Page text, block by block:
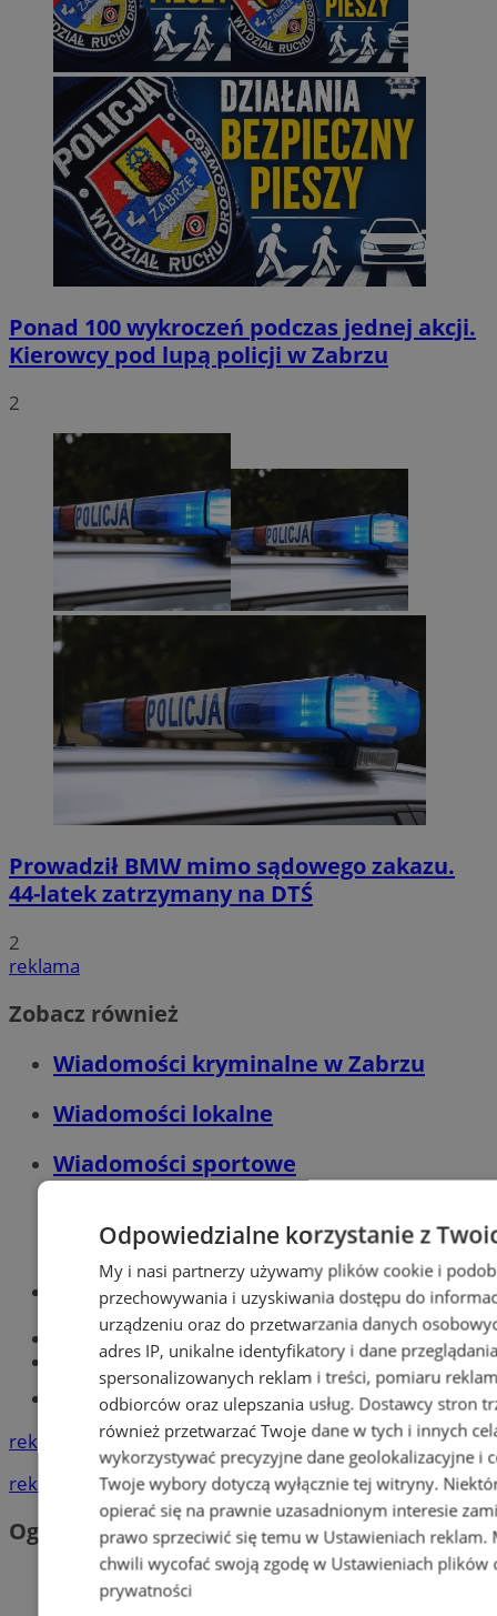
Ponad 100 wykroczeń podczas jednej akcji.
Kierowcy pod lupą policji w Zabrzu
2
Prowadził BMW mimo sądowego zakazu.
44-latek zatrzymany na DTŚ
2
reklama
Zobacz również
Wiadomości kryminalne w Zabrzu
Wiadomości lokalne
Wiadomości sportowe
Optyk, okulista
Zabrze
Największy sklep z częściami online!
Książeczka sanepidowska
Tworzenie stron www -Zabrze
reklama
reklama
Ogłoszenia
Odpowiedzialne korzystanie z
My i nasi partnerzy używamy plików cookie i
przechowywania i uzyskiwania dostępu do
urządzeniu oraz do przetwarzania danych
adres IP, unikalne identyfikatory i dane
spersonalizowanych reklam i treści, pomiaru
odbiorców oraz ulepszania usług. Dostawcy stron
również przetwarzać Twoje dane w tych i innych
wykorzystywać precyzyjne dane geolokalizacyjne i
Twoje wybory dotyczą wyłącznie tej witryny.
opierać się na prawnie uzasadnionym interesie
prawo sprzeciwić się temu w Ustawieniach reklam.
chwili wycofać swoją zgodę w Ustawieniach plików
prywatności